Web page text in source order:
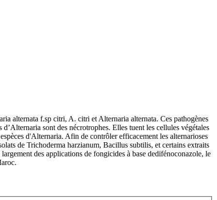
alternata f.sp citri, A. citri et Alternaria alternata. Ces pathogènes
sont des nécrotrophes. Elles tuent les cellules végétales
d'Alternaria. Afin de contrôler efficacement les alternarioses
de Trichoderma harzianum, Bacillus subtilis, et certains extraits
des applications de fongicides à base dedifénoconazole, le